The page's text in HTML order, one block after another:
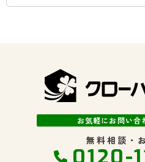
お気軽にお問い合
無料相談・